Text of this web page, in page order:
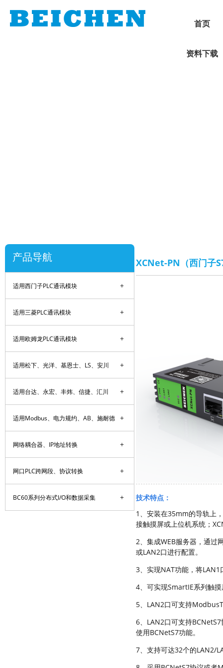
首页
资料下载
产品导航
适用西门子PLC通讯模块 +
适用三菱PLC通讯模块 +
适用欧姆龙PLC通讯模块 +
适用松下、光洋、基恩士、LS、安川 +
适用台达、永宏、丰炜、信捷、汇川 +
适用Modbus、电力规约、AB、施耐德 +
网络耦合器、IP地址转换 +
网口PLC跨网段、协议转换 +
BC60系列分布式I/O和数据采集 +
XCNet-PN（西门子
技术特点：
1、安装在35mm的导轨上
接触摸屏或上位机系统；
2、集成WEB服务器，通过
或LAN2口进行配置。
3、实现NAT功能，将LAN1
4、可实现SmartIE系列触
5、LAN2口可支持
6、LAN2口可支持
使用BCNetS7功能。
7、支持可达32个的LAN2/